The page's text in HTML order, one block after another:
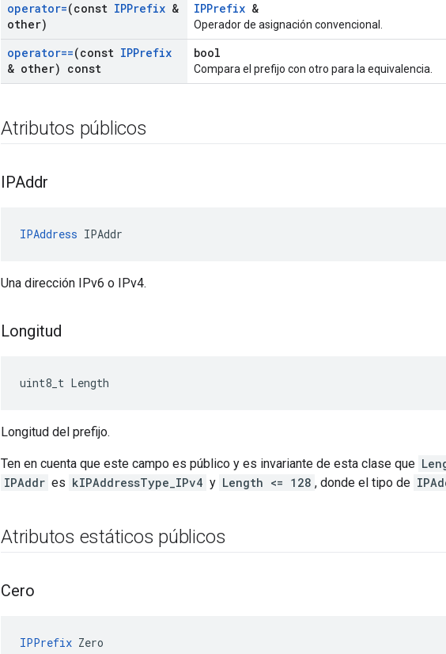
operator=(const IPPrefix &
other)
IPPrefix &
Operador de asignación convencional.
operator==(const IPPrefix
& other) const
bool
Compara el prefijo con otro para la equivalencia.
Atributos públicos
IPAddr
IPAddress IPAddr
Una dirección IPv6 o IPv4.
Longitud
uint8_t Length
Longitud del prefijo.
Ten en cuenta que este campo es público y es invariante de esta clase que
IPAddr es kIPAddressType_IPv4 y Length <= 128 , donde el tipo de
Atributos estáticos públicos
Cero
IPPrefix Zero